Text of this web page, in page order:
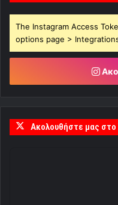
The Instagram Access
options page >
Ακολουθήστε μας στο